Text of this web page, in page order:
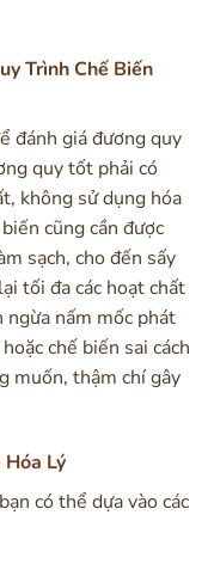
Trình Chế Biến
đánh giá đương quy
quy tốt phải có
không sử dụng hóa
cũng cần được
sạch, cho đến sấy
tối đa các hoạt chất
nấm mốc phát
chế biến sai cách
muốn, thậm chí gây
Lý
có thể dựa vào các